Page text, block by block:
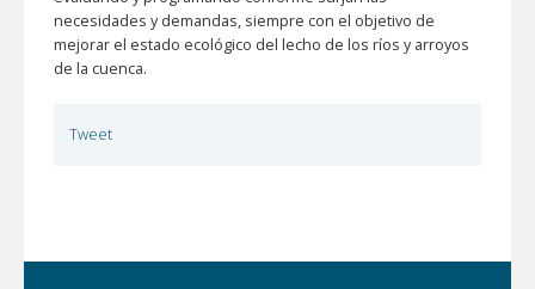
necesidades y demandas, siempre con el objetivo de
mejorar el estado ecológico del lecho de los ríos y arroyos
de la cuenca.
Tweet